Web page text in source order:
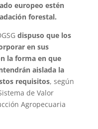
europeo estén
forestal.
dispuso que los
en sus
la forma en que
aislada la
requisitos, según
de Valor
Agropecuaria